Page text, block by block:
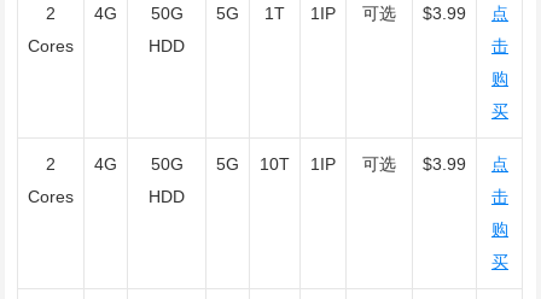
2
Cores
4G
50G
HDD
5G 1T 1IP 可选 $3.99
点
击
购
买
2
Cores
4G
50G
HDD
5G 10T 1IP 可选 $3.99
点
击
购
买